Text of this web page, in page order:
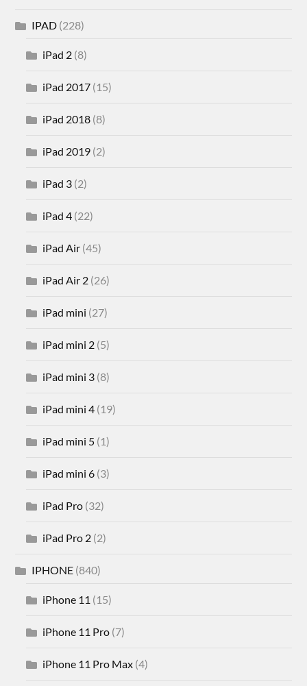
IPAD (228)
iPad 2 (8)
iPad 2017 (15)
iPad 2018 (8)
iPad 2019 (2)
iPad 3 (2)
iPad 4 (22)
iPad Air (45)
iPad Air 2 (26)
iPad mini (27)
iPad mini 2 (5)
iPad mini 3 (8)
iPad mini 4 (19)
iPad mini 5 (1)
iPad mini 6 (3)
iPad Pro (32)
iPad Pro 2 (2)
IPHONE (840)
iPhone 11 (15)
iPhone 11 Pro (7)
iPhone 11 Pro Max (4)